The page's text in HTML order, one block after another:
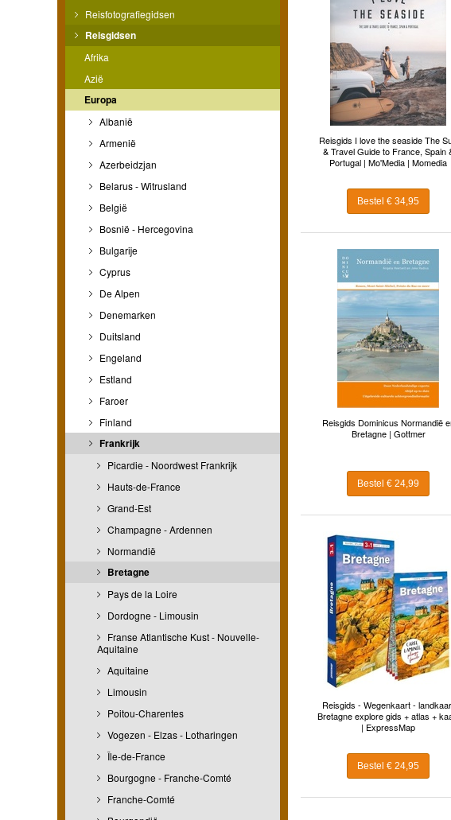
Reisfotografiegidsen
Reisgidsen
Afrika
Azië
Europa
Albanië
Armenië
Azerbeidzjan
Belarus - Witrusland
België
Bosnië - Hercegovina
Bulgarije
Cyprus
De Alpen
Denemarken
Duitsland
Engeland
Estland
Faroer
Finland
Frankrijk
Picardie - Noordwest Frankrijk
Hauts-de-France
Grand-Est
Champagne - Ardennen
Normandië
Bretagne
Pays de la Loire
Dordogne - Limousin
Franse Atlantische Kust - Nouvelle-
Aquitaine
Aquitaine
Limousin
Poitou-Charentes
Vogezen - Elzas - Lotharingen
Île-de-France
Bourgogne - Franche-Comté
Franche-Comté
Reisgids I love the seaside The
& Travel Guide to France, Spain
Portugal | Mo'Media | Momedia
Bestel € 34,95
Reisgids Dominicus Normandië
Bretagne | Gottmer
Bestel € 24,99
Reisgids - Wegenkaart -
Bretagne explore gids + atlas +
| ExpressMap
Bestel € 24,95